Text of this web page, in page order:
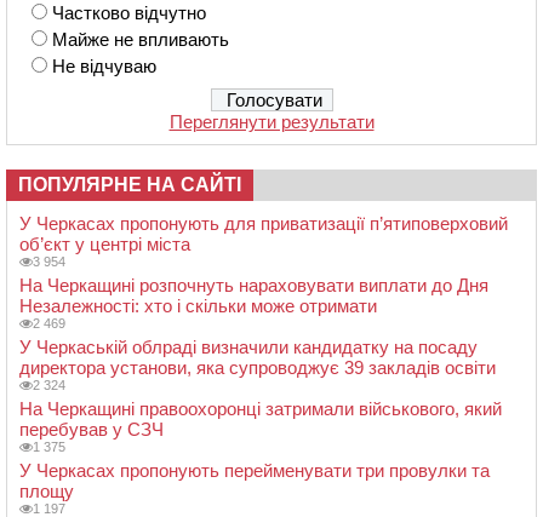
Частково відчутно
Майже не впливають
Не відчуваю
Переглянути результати
ПОПУЛЯРНЕ НА САЙТІ
У Черкасах пропонують для приватизації п’ятиповерховий
об’єкт у центрі міста
3 954
На Черкащині розпочнуть нараховувати виплати до Дня
Незалежності: хто і скільки може отримати
2 469
У Черкаській облраді визначили кандидатку на посаду
директора установи, яка супроводжує 39 закладів освіти
2 324
На Черкащині правоохоронці затримали військового, який
перебував у СЗЧ
1 375
У Черкасах пропонують перейменувати три провулки та
площу
1 197